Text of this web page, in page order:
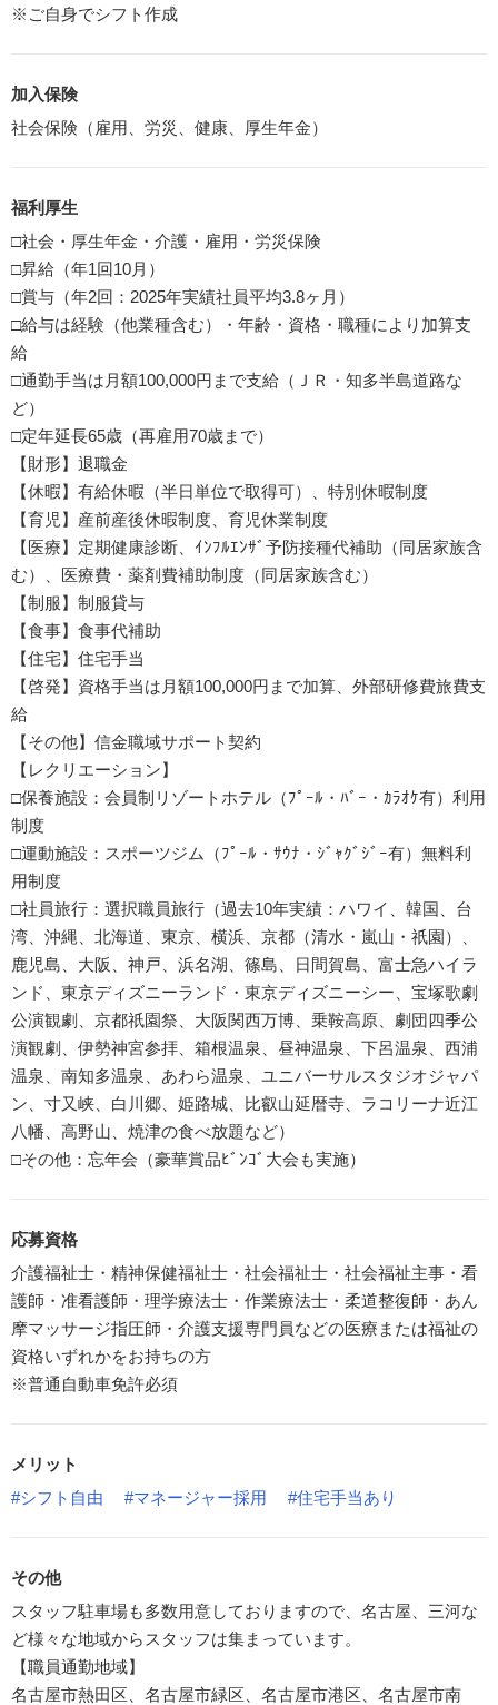
※ご自身でシフト作成
加入保険
社会保険（雇用、労災、健康、厚生年金）
福利厚生
□社会・厚生年金・介護・雇用・労災保険
□昇給（年1回10月）
□賞与（年2回：2025年実績社員平均3.8ヶ月）
□給与は経験（他業種含む）・年齢・資格・職種により加算支
給
□通勤手当は月額100,000円まで支給（ＪＲ・知多半島道路な
ど）
□定年延長65歳（再雇用70歳まで）
【財形】退職金
【休暇】有給休暇（半日単位で取得可）、特別休暇制度
【育児】産前産後休暇制度、育児休業制度
【医療】定期健康診断、ｲﾝﾌﾙｴﾝｻﾞ予防接種代補助（同居家族含
む）、医療費・薬剤費補助制度（同居家族含む）
【制服】制服貸与
【食事】食事代補助
【住宅】住宅手当
【啓発】資格手当は月額100,000円まで加算、外部研修費旅費支
給
【その他】信金職域サポート契約
【レクリエーション】
□保養施設：会員制リゾートホテル（ﾌﾟｰﾙ・ﾊﾞｰ・ｶﾗｵｹ有）利用
制度
□運動施設：スポーツジム（ﾌﾟｰﾙ・ｻｳﾅ・ｼﾞｬｸﾞｼﾞｰ有）無料利
用制度
□社員旅行：選択職員旅行（過去10年実績：ハワイ、韓国、台
湾、沖縄、北海道、東京、横浜、京都（清水・嵐山・祇園）、
鹿児島、大阪、神戸、浜名湖、篠島、日間賀島、富士急ハイラ
ンド、東京ディズニーランド・東京ディズニーシー、宝塚歌劇
公演観劇、京都祇園祭、大阪関西万博、乗鞍高原、劇団四季公
演観劇、伊勢神宮参拝、箱根温泉、昼神温泉、下呂温泉、西浦
温泉、南知多温泉、あわら温泉、ユニバーサルスタジオジャパ
ン、寸又峡、白川郷、姫路城、比叡山延暦寺、ラコリーナ近江
八幡、高野山、焼津の食べ放題など）
□その他：忘年会（豪華賞品ﾋﾞﾝｺﾞ大会も実施）
応募資格
介護福祉士・精神保健福祉士・社会福祉士・社会福祉主事・看
護師・准看護師・理学療法士・作業療法士・柔道整復師・あん
摩マッサージ指圧師・介護支援専門員などの医療または福祉の
資格いずれかをお持ちの方
※普通自動車免許必須
メリット
#シフト自由
#マネージャー採用 #住宅手当あり
その他
スタッフ駐車場も多数用意しておりますので、名古屋、三河な
ど様々な地域からスタッフは集まっています。
【職員通勤地域】
名古屋市熱田区、名古屋市緑区、名古屋市港区、名古屋市南